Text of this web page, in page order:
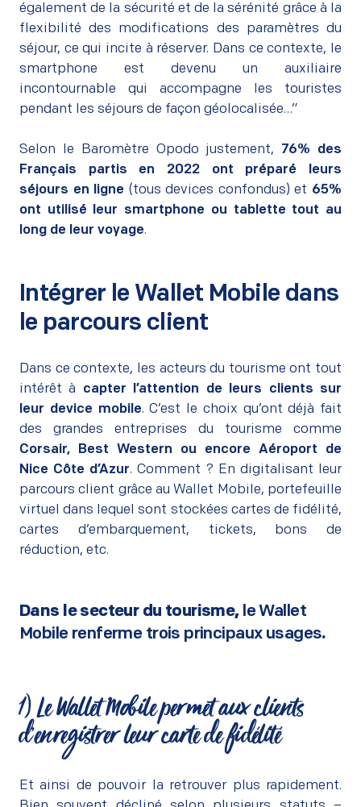
également de la sécurité et de la sérénité grâce à la
flexibilité des modifications des paramètres du
séjour, ce qui incite à réserver. Dans ce contexte, le
smartphone est devenu un auxiliaire
incontournable qui accompagne les touristes
pendant les séjours de façon géolocalisée…”
Selon le Baromètre Opodo justement, 76% des
Français partis en 2022 ont préparé leurs
séjours en ligne (tous devices confondus) et 65%
ont utilisé leur smartphone ou tablette tout au
long de leur voyage.
Intégrer le Wallet Mobile dans
le parcours client
Dans ce contexte, les acteurs du tourisme ont tout
intérêt à capter l’attention de leurs clients sur
leur device mobile. C’est le choix qu’ont déjà fait
des grandes entreprises du tourisme comme
Corsair, Best Western ou encore Aéroport de
Nice Côte d’Azur. Comment ? En digitalisant leur
parcours client grâce au Wallet Mobile, portefeuille
virtuel dans lequel sont stockées cartes de fidélité,
cartes d’embarquement, tickets, bons de
réduction, etc.
Dans le secteur du tourisme, le Wallet
Mobile renferme trois principaux usages.
–
1)Le Wallet Mobile permet aux clients
d’enregistrer leur carte de fidélité
Et ainsi de pouvoir la retrouver plus rapidement.